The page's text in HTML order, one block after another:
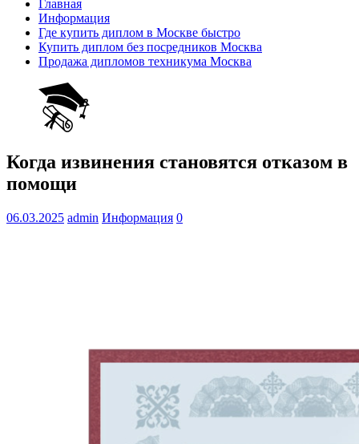
Главная
Информация
Где купить диплом в Москве быстро
Купить диплом без посредников Москва
Продажа дипломов техникума Москва
Когда извинения становятся отказом в
помощи
06.03.2025 admin Информация 0